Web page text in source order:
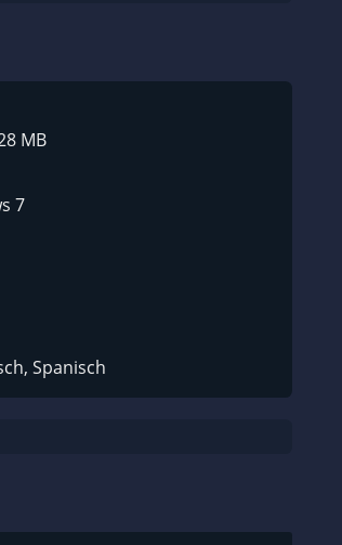
MB
7
Spanisch